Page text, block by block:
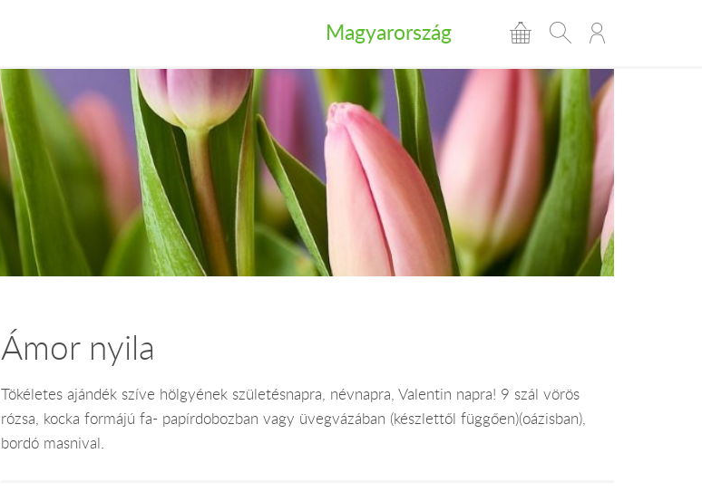
Magyarország
Ámor nyila
Tökéletes ajándék szíve hölgyének születésnapra, névnapra, Valentin napra! 9 szál vörös
rózsa, kocka formájú fa- papírdobozban vagy üvegvázában (készlettől függően)(oázisban),
bordó masnival.